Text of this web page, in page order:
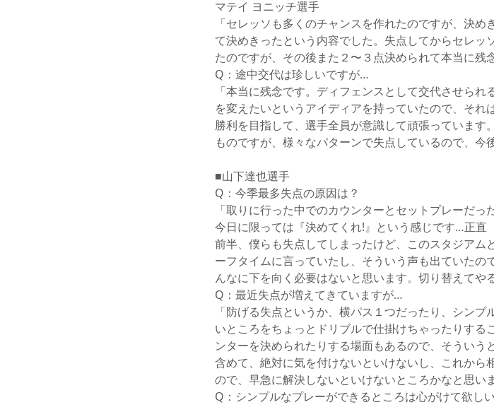
マテイ ヨニッチ選手
「セレッソも多くのチャンスを作れたのですが、決
て決めきったという内容でした。失点してからセレ
たのですが、その後また２〜３点決められて本当に残
Q：途中交代は珍しいですが…
「本当に残念です。ディフェンスとして交代させら
を変えたいというアイディアを持っていたので、そ
勝利を目指して、選手全員が意識して頑張っていま
ものですが、様々なパターンで失点しているので、今
■山下達也選手
Q：今季最多失点の原因は？
「取りに行った中でのカウンターとセットプレーだっ
今日に限っては『決めてくれ!』という感じです…正直
前半、僕らも失点してしまったけど、このスタジア
ーフタイムに言っていたし、そういう声も出ていた
んなに下を向く必要はないと思います。切り替えてや
Q：最近失点が増えてきていますが…
「防げる失点というか、横パス１つだったり、シン
いところをちょっとドリブルで仕掛けちゃったりす
ンターを決められたりする場面もあるので、そうい
含めて、絶対に気を付けないといけないし、これから
ので、早急に解決しないといけないところかなと思い
Q：シンプルなプレーができるところは心がけて欲し